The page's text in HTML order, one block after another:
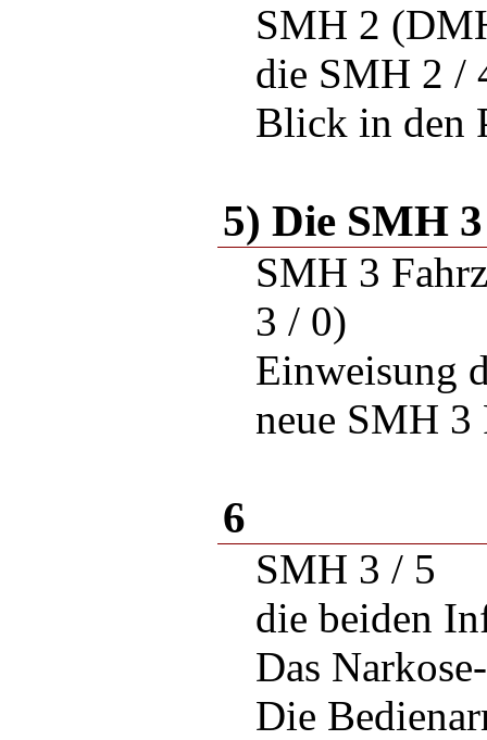
SMH 2
die SMH 2 /
Blick in den
5) Die SMH 3
SMH 3
3 / 0)
Einweisung
neue SMH 3
6
SMH 3 / 5
die beiden
Das
Die